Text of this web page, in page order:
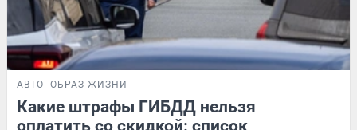
АВТО ОБРАЗ ЖИЗНИ
Какие штрафы ГИБДД нельзя
оплатить со скидкой: список